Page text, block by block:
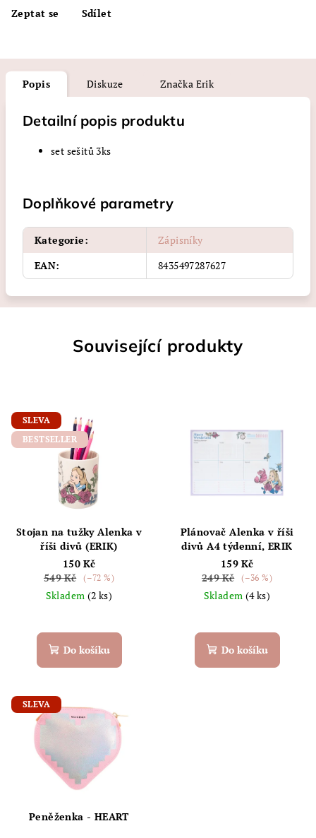
Zeptat se Sdílet
Popis Diskuze Značka Erik
Detailní popis produktu
set sešitů 3ks
Doplňkové parametry
Kategorie:
Zápisníky
EAN: 8435497287627
Související produkty
SLEVA
BESTSELLER
Stojan na tužky Alenka v
říši divů (ERIK)
150 Kč
549 Kč
(–72 %)
Skladem (2 ks)
Do košíku
Plánovač Alenka v říši
divů A4 týdenní, ERIK
159 Kč
249 Kč
(–36 %)
Skladem (4 ks)
Do košíku
SLEVA
Peněženka - HEART